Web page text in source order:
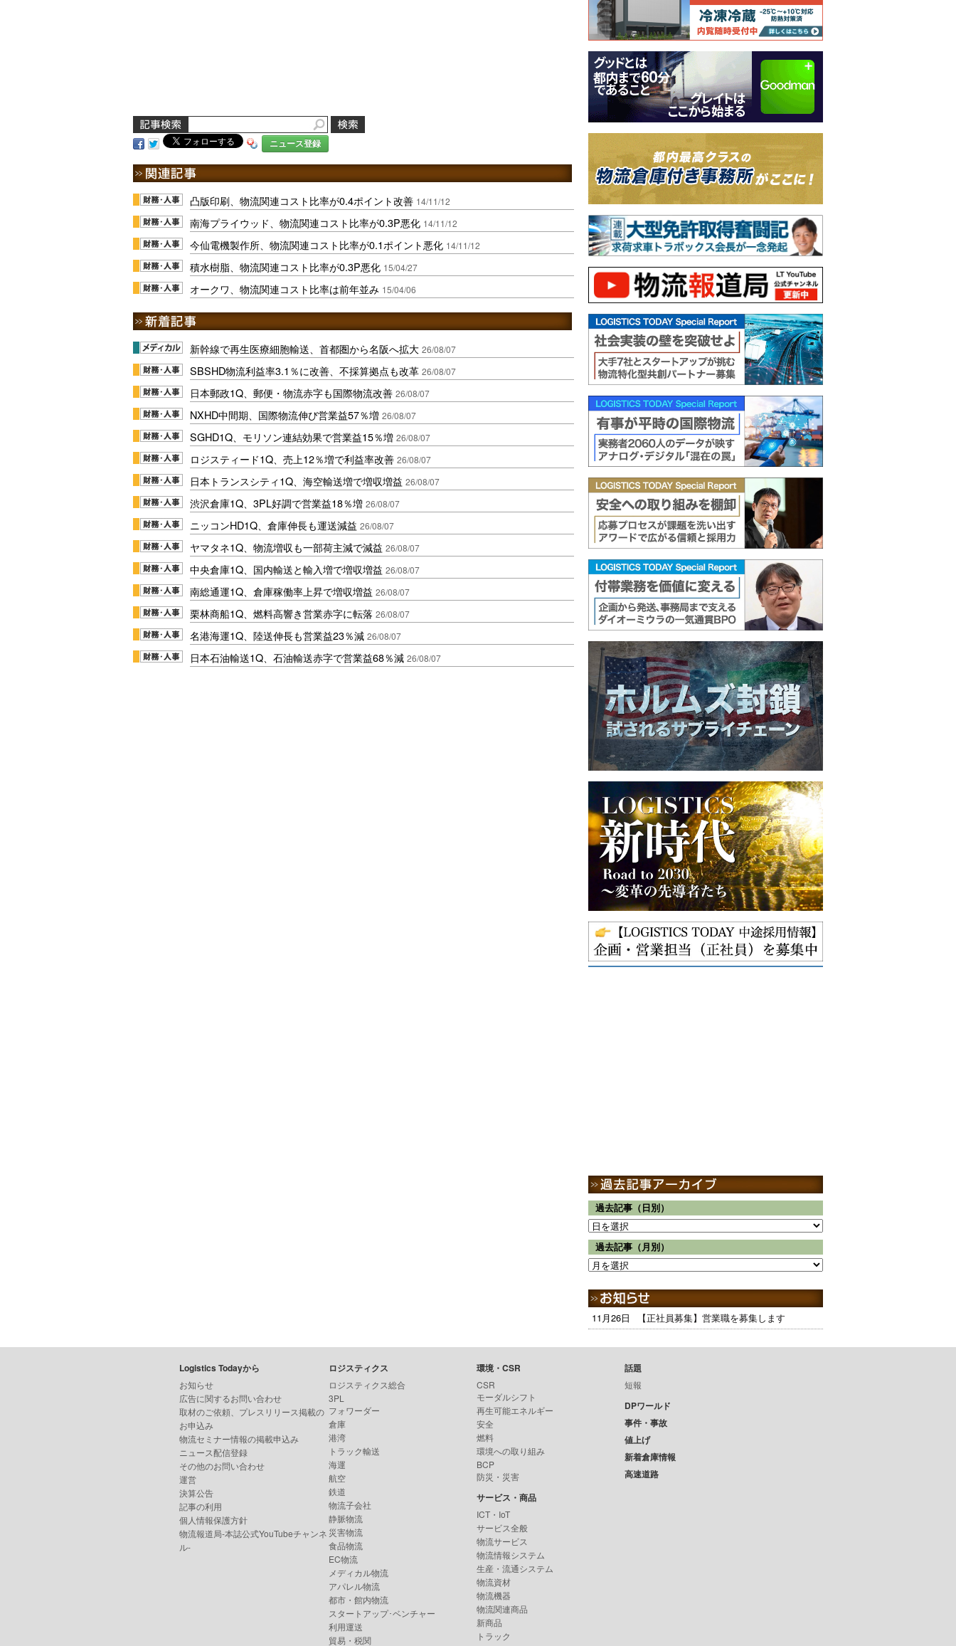
ニュース登録
凸版印刷、物流関連コスト比率が0.4ポイント改善 14/11/12
南海プライウッド、物流関連コスト比率が0.3P悪化 14/11/12
今仙電機製作所、物流関連コスト比率が0.1ポイント悪化 14/11/12
積水樹脂、物流関連コスト比率が0.3P悪化 15/04/27
オークワ、物流関連コスト比率は前年並み 15/04/06
新幹線で再生医療細胞輸送、首都圏から名阪へ拡大 26/08/07
SBSHD物流利益率3.1％に改善、不採算拠点も改革 26/08/07
日本郵政1Q、郵便・物流赤字も国際物流改善 26/08/07
NXHD中間期、国際物流伸び営業益57％増 26/08/07
SGHD1Q、モリソン連結効果で営業益15％増 26/08/07
ロジスティード1Q、売上12％増で利益率改善 26/08/07
日本トランスシティ1Q、海空輸送増で増収増益 26/08/07
渋沢倉庫1Q、3PL好調で営業益18％増 26/08/07
ニッコンHD1Q、倉庫伸長も運送減益 26/08/07
ヤマタネ1Q、物流増収も一部荷主減で減益 26/08/07
中央倉庫1Q、国内輸送と輸入増で増収増益 26/08/07
南総通運1Q、倉庫稼働率上昇で増収増益 26/08/07
栗林商船1Q、燃料高響き営業赤字に転落 26/08/07
名港海運1Q、陸送伸長も営業益23％減 26/08/07
日本石油輸送1Q、石油輸送赤字で営業益68％減 26/08/07
過去記事（日別）
過去記事（月別）
11月26日 【正社員募集】営業職を募集します
Logistics Todayから
お知らせ
広告に関するお問い合わせ
取材のご依頼、プレスリリース掲載の
お申込み
物流セミナー情報の掲載申込み
ニュース配信登録
その他のお問い合わせ
運営
決算公告
記事の利用
個人情報保護方針
物流報道局-本誌公式YouTubeチャンネ
ル-
ロジスティクス
ロジスティクス総合
3PL
フォワーダー
倉庫
港湾
トラック輸送
海運
航空
鉄道
物流子会社
静脈物流
災害物流
食品物流
EC物流
メディカル物流
アパレル物流
都市・館内物流
スタートアップ･ベンチャー
利用運送
貿易・税関
環境・CSR
CSR
モーダルシフト
再生可能エネルギー
安全
燃料
環境への取り組み
BCP
防災・災害
サービス・商品
ICT・IoT
サービス全般
物流サービス
物流情報システム
生産・流通システム
物流資材
物流機器
物流関連商品
新商品
トラック
話題
短報
DPワールド
事件・事故
値上げ
新着倉庫情報
高速道路